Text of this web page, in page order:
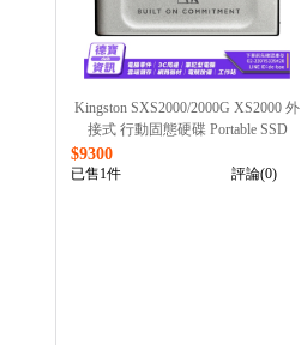
Kingston SXS2000/2000G XS2000 外
接式 行動固態硬碟 Portable SSD
$9300
已售1件 評論(0)